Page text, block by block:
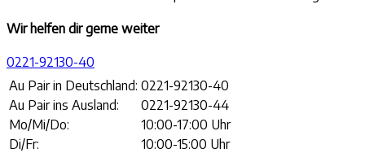
Wir helfen dir gerne weiter
0221-92130-40
Au Pair in Deutschland: 0221-92130-40
Au Pair ins Ausland:
0221-92130-44
Mo/Mi/Do:
10:00-17:00 Uhr
Di/Fr:
10:00-15:00 Uhr